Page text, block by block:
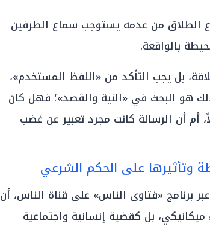
الطلاق من عدمه يستوجب سماع الطرفين
بالواقعة.
بل يجب التأكد من «اللفظ المستخدم»،
هو البحث في «النية والقصد»؛ فهل كان
أم أن الرسالة كانت مجرد تعبير عن غضب
وتأثيرها على الحكم الشرعي
برنامج «فتاوى الناس» على قناة الناس، أن
ميكانيكي، بل كقضية إنسانية واجتماعية